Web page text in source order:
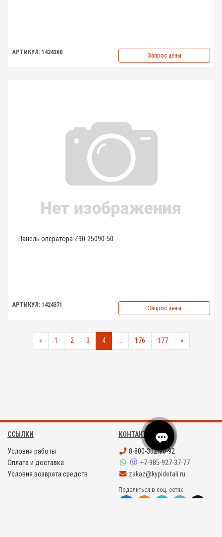
АРТИКУЛ: 1424360 Запрос цены
Панель оператора Z90-25090-50
АРТИКУЛ: 1424371 Запрос цены
« 1 2 3 4 ... 176 177 »
ССЫЛКИ
Условия работы
Оплата и доставка
Условия возврата средств
КОНТАКТЫ
8-800-302-90-92
+7-985-927-37-77
zakaz@kypidetali.ru
Поделиться в соц. сетях